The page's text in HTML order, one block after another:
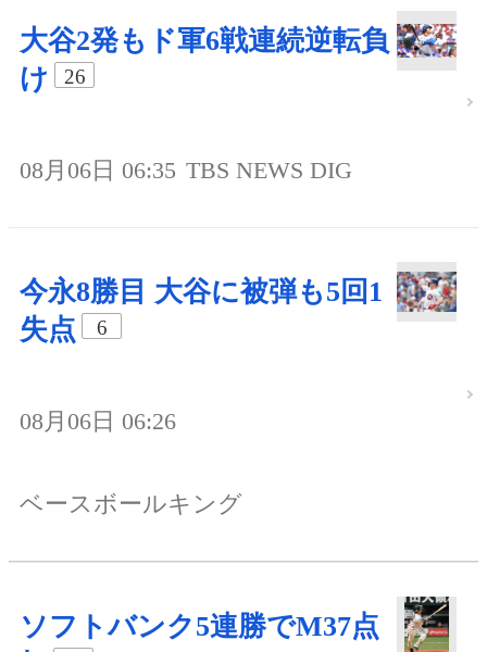
大谷2発もド軍6戦連続逆転負
け
26
08月06日 06:35 TBS NEWS DIG
今永8勝目 大谷に被弾も5回1
失点
6
08月06日 06:26
ベースボールキング
ソフトバンク5連勝でM37点